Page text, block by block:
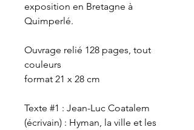
exposition en Bretagne à
Quimperlé.
Ouvrage relié 128 pages, tout
couleurs
format 21 x 28 cm
Texte #1 : Jean-Luc Coatalem
(écrivain) : Hyman, la ville et les